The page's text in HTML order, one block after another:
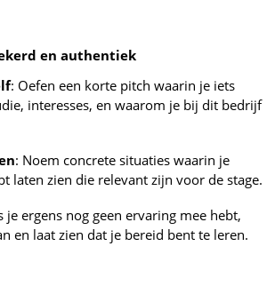
en authentiek
: Oefen een korte pitch waarin je iets
interesses, en waarom je bij dit bedrijf
: Noem concrete situaties waarin je
laten zien die relevant zijn voor de stage.
je ergens nog geen ervaring mee hebt,
en laat zien dat je bereid bent te leren.